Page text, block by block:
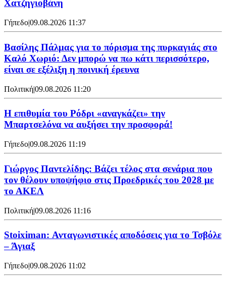
Χατζηγιοβάνη
Γήπεδο|09.08.2026 11:37
Βασίλης Πάλμας για το πόρισμα της πυρκαγιάς στο
Καλό Χωριό: Δεν μπορώ να πω κάτι περισσότερο,
είναι σε εξέλιξη η ποινική έρευνα
Πολιτική|09.08.2026 11:20
Η επιθυμία του Ρόδρι «αναγκάζει» την
Μπαρτσελόνα να αυξήσει την προσφορά!
Γήπεδο|09.08.2026 11:19
Γιώργος Παντελίδης: Βάζει τέλος στα σενάρια που
τον θέλουν υποψήφιο στις Προεδρικές του 2028 με
το ΑΚΕΛ
Πολιτική|09.08.2026 11:16
Stoiximan: Ανταγωνιστικές αποδόσεις για το Τσβόλε
– Άγιαξ
Γήπεδο|09.08.2026 11:02